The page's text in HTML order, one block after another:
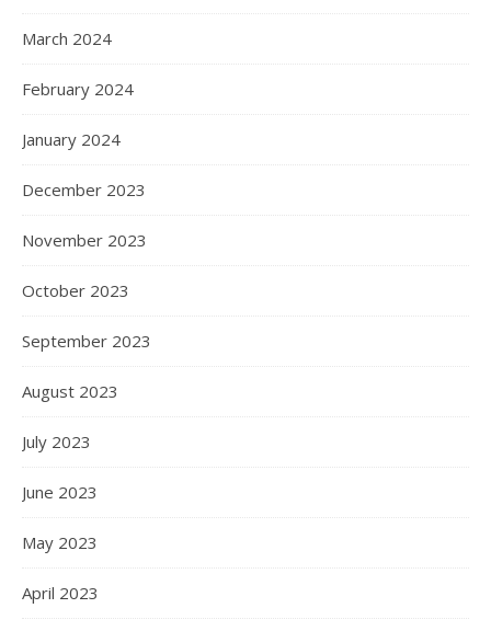
March 2024
February 2024
January 2024
December 2023
November 2023
October 2023
September 2023
August 2023
July 2023
June 2023
May 2023
April 2023